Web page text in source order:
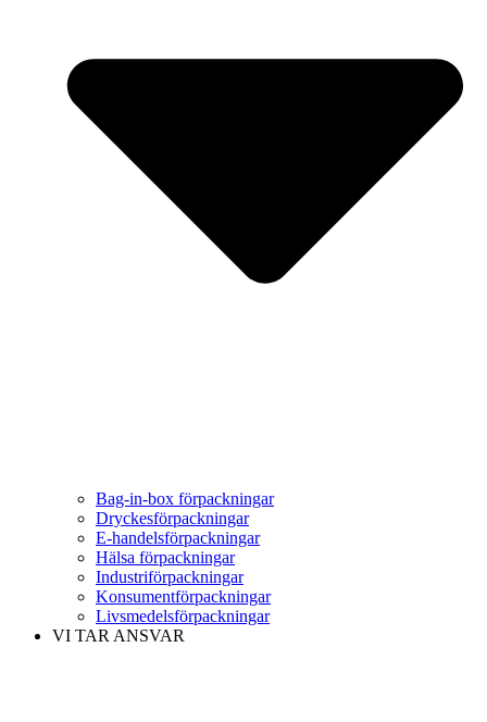
Bag-in-box förpackningar
Dryckesförpackningar
E-handelsförpackningar
Hälsa förpackningar
Industriförpackningar
Konsumentförpackningar
Livsmedelsförpackningar
VI TAR ANSVAR